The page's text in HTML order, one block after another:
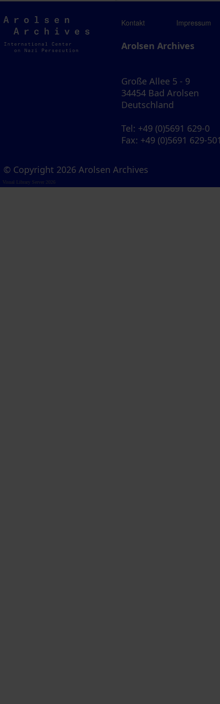
Arolsen
Archives
Kontakt Impressum
Arolsen Archives
Große Allee 5 - 9
34454 Bad Arolsen
Deutschland
Tel: +49 (0)5691 629-0
Fax: +49 (0)5691 629-
© Copyright 2026 Arolsen Archives
Visual Library Server 2026